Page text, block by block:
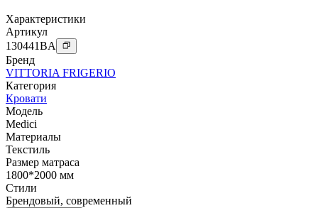
Характеристики
Артикул
130441BA
Бренд
VITTORIA FRIGERIO
Категория
Кровати
Модель
Medici
Материалы
Текстиль
Размер матраса
1800*2000 мм
Стили
Брендовый, современный